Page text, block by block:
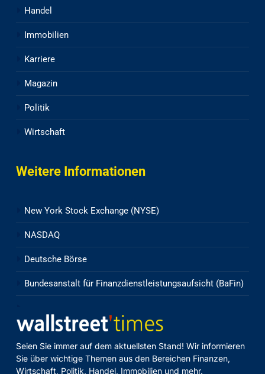
Handel
Immobilien
Karriere
Magazin
Politik
Wirtschaft
Weitere Informationen
New York Stock Exchange (NYSE)
NASDAQ
Deutsche Börse
Bundesanstalt für Finanzdienstleistungsaufsicht (BaFin)
Seien Sie immer auf dem aktuellsten Stand! Wir informieren
Sie über wichtige Themen aus den Bereichen Finanzen,
Wirtschaft, Politik, Handel, Immobilien und mehr.